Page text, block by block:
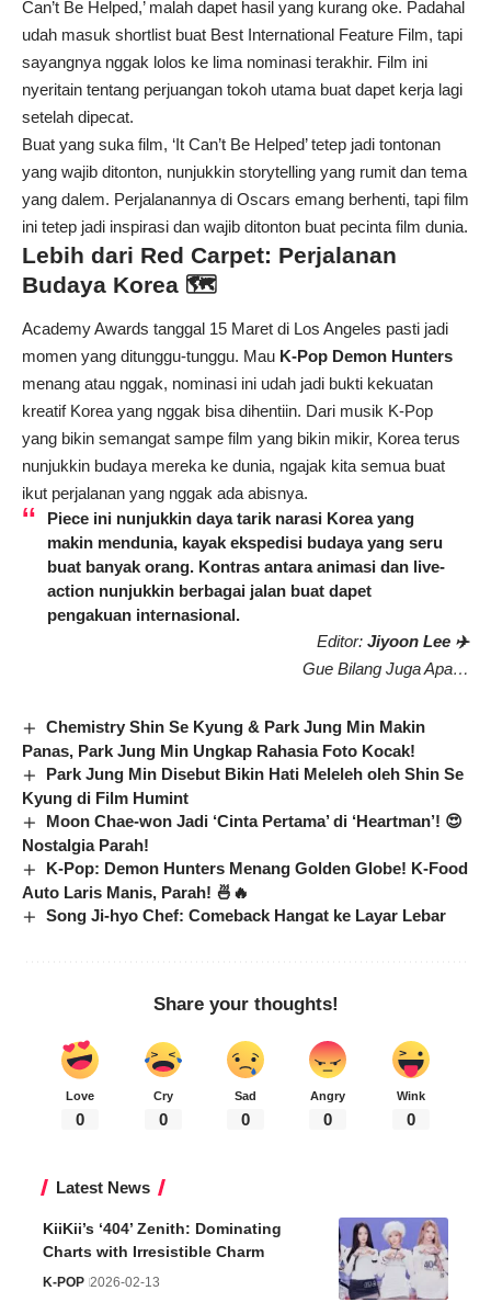
Can’t Be Helped,’ malah dapet hasil yang kurang oke. Padahal
udah masuk shortlist buat Best International Feature Film, tapi
sayangnya nggak lolos ke lima nominasi terakhir. Film ini
nyeritain tentang perjuangan tokoh utama buat dapet kerja lagi
setelah dipecat.
Buat yang suka film, ‘It Can’t Be Helped’ tetep jadi tontonan
yang wajib ditonton, nunjukkin storytelling yang rumit dan tema
yang dalem. Perjalanannya di Oscars emang berhenti, tapi film
ini tetep jadi inspirasi dan wajib ditonton buat pecinta film dunia.
Lebih dari Red Carpet: Perjalanan
Budaya Korea 🗺️
Academy Awards tanggal 15 Maret di Los Angeles pasti jadi
momen yang ditunggu-tunggu. Mau K-Pop Demon Hunters
menang atau nggak, nominasi ini udah jadi bukti kekuatan
kreatif Korea yang nggak bisa dihentiin. Dari musik K-Pop
yang bikin semangat sampe film yang bikin mikir, Korea terus
nunjukkin budaya mereka ke dunia, ngajak kita semua buat
ikut perjalanan yang nggak ada abisnya.
Piece ini nunjukkin daya tarik narasi Korea yang
makin mendunia, kayak ekspedisi budaya yang seru
buat banyak orang. Kontras antara animasi dan live-
action nunjukkin berbagai jalan buat dapet
pengakuan internasional.
Editor: Jiyoon Lee ✈️
Gue Bilang Juga Apa…
Chemistry Shin Se Kyung & Park Jung Min Makin
Panas, Park Jung Min Ungkap Rahasia Foto Kocak!
Park Jung Min Disebut Bikin Hati Meleleh oleh Shin Se
Kyung di Film Humint
Moon Chae-won Jadi ‘Cinta Pertama’ di ‘Heartman’! 😍
Nostalgia Parah!
K-Pop: Demon Hunters Menang Golden Globe! K-Food
Auto Laris Manis, Parah! 🍜🔥
Song Ji-hyo Chef: Comeback Hangat ke Layar Lebar
Share your thoughts!
Love
0
Cry
0
Sad
0
Angry
0
Wink
0
Latest News
KiiKii’s ‘404’ Zenith: Dominating
Charts with Irresistible Charm
K-POP 2026-02-13